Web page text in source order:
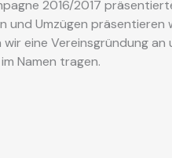
2016/2017
und Umzügen präsentieren
eine Vereinsgründung
Namen tragen.